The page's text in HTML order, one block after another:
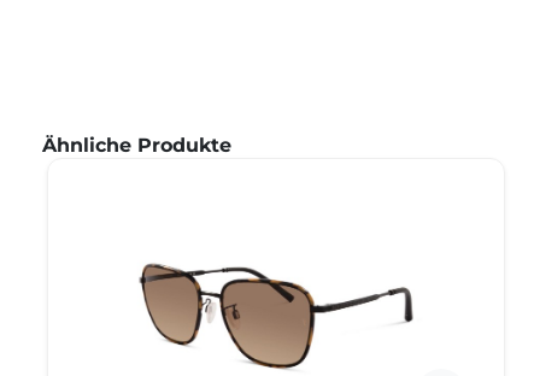
Produktgalerie überspringen
Ähnliche Produkte